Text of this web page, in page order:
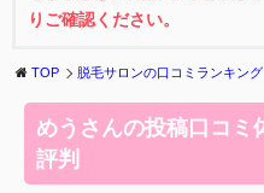
りご確認ください。
TOP 脱毛サロンの口コミランキング
めうさんの投稿口コミ
評判